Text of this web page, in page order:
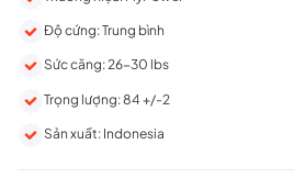
Độ cứng: Trung bình
Sức căng: 26-30 lbs
Trọng lượng: 84 +/-2
Sản xuất: Indonesia